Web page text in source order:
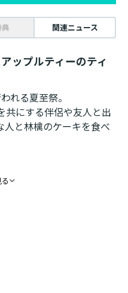
関連ニュース
ップルティーのティ
れる夏至祭。
共にする伴侶や友人と出
人と林檎のケーキを食べ
お祝いしましょう！
≫
、すっきり柔らかな風味
わいのミルクティーと